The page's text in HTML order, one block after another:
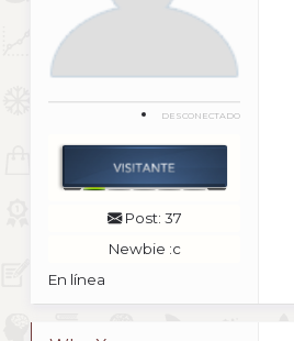
DESCONECTADO
Post: 37
Newbie :c
En línea